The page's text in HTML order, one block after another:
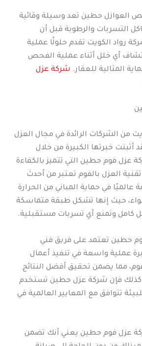
العوازل حطين تعد وسيلة وقائية
التسربات والرطوبة قبل أن
رواد الكويت تقدم حلولًا عملية
أي خلل أثناء عملية الفحص
المثالية للعقار. شركة عزل
من الشركات الرائدة في مجال العزل
أثبتت خبرتها الكبيرة من خلال
عزل فوم حطين التي تتميز بالكفاءة
تقنية العزل بالفوم تعتبر من أحدث
عالميًا في حماية المباني من الحرارة
حيث إنها تشكل طبقة متماسكة
كامل وتمنع أي تسربات مستقبلية.
حطين تعتمد على فريق فني
عملية واسعة في تنفيذ أعمال
مما يضمن تحقيق أفضل النتائج
كذلك فإن شركة عزل حطين تستخدم
تتوافق مع المعايير العالمية في
عزل فوم حطين يعني أنك تضمن